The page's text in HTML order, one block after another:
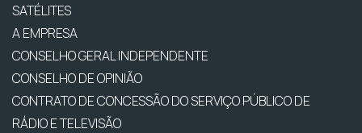
SATÉLITES
A EMPRESA
CONSELHO GERAL INDEPENDENTE
CONSELHO DE OPINIÃO
CONTRATO DE CONCESSÃO DO SERVIÇO PÚBLICO DE
RÁDIO E TELEVISÃO